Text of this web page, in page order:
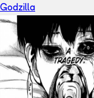
Godzilla